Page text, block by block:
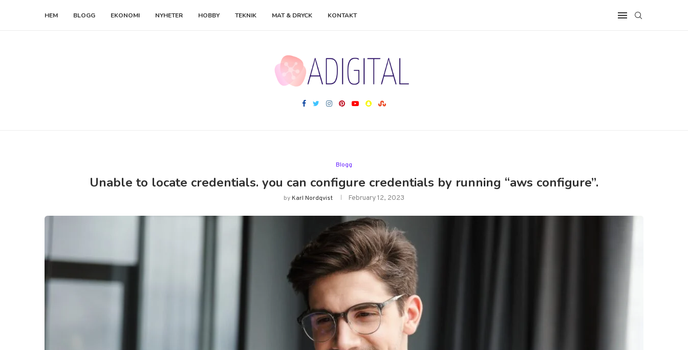
HEM BLOGG EKONOMI NYHETER HOBBY TEKNIK MAT & DRYCK KONTAKT
Blogg
Unable to locate credentials. you can configure credentials by running “aws configure”.
byKarl Nordqvist February 12, 2023